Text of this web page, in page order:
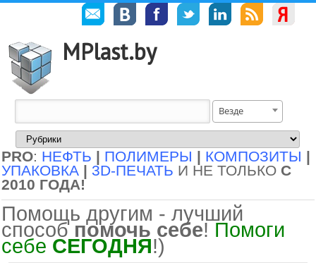
MPlast.by
Везде
PRO: НЕФТЬ | ПОЛИМЕРЫ | КОМПОЗИТЫ |
УПАКОВКА | 3D-ПЕЧАТЬ И НЕ ТОЛЬКО С
2010 ГОДА!
Помощь другим - лучший
способ помочь себе! Помоги
себе СЕГОДНЯ!)